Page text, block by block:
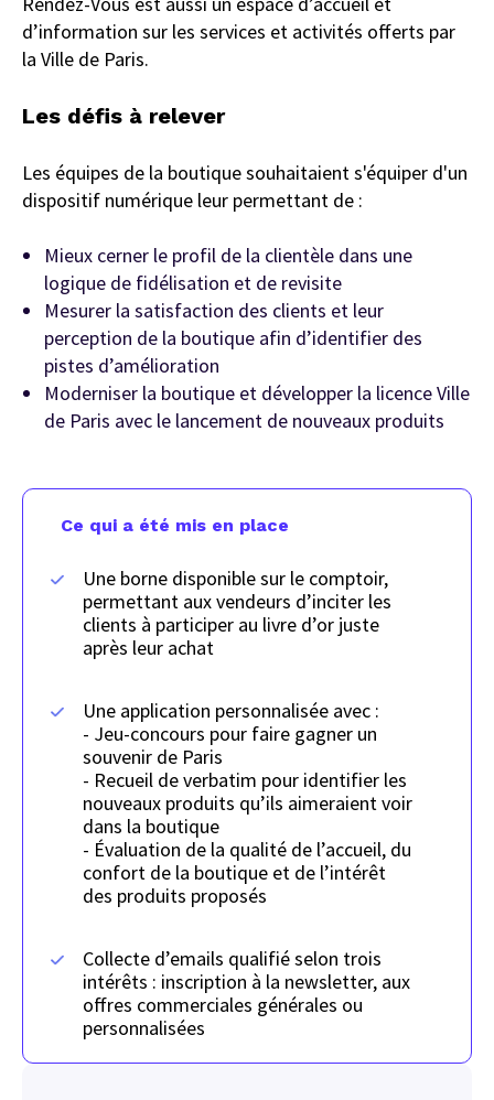
d’information sur les services et activités offerts par
la Ville de Paris.
Les défis à relever
Les équipes de la boutique souhaitaient s'équiper d'un
dispositif numérique leur permettant de :
Mieux cerner le profil de la clientèle dans une
logique de fidélisation et de revisite
Mesurer la satisfaction des clients et leur
perception de la boutique afin d’identifier des
pistes d’amélioration
Moderniser la boutique et développer la licence Ville
de Paris avec le lancement de nouveaux produits
Ce qui a été mis en place
Une borne disponible sur le comptoir,
permettant aux vendeurs d’inciter les
clients à participer au livre d’or juste
après leur achat
Une application personnalisée avec :
- Jeu-concours pour faire gagner un
souvenir de Paris
- Recueil de verbatim pour identifier les
nouveaux produits qu’ils aimeraient voir
dans la boutique
- Évaluation de la qualité de l’accueil, du
confort de la boutique et de l’intérêt
des produits proposés
Collecte d’emails qualifié selon trois
intérêts : inscription à la newsletter, aux
offres commerciales générales ou
personnalisées